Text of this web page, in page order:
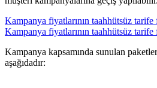
Kampanya fiyatlarının taahhütsüz tarife
Kampanya fiyatlarının taahhütsüz tarife
​​Kampanya kapsamında sunulan
aşağıdadır: